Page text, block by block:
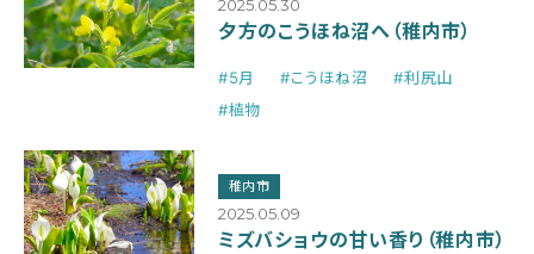
2025.05.30
夕方のこうほね沼へ（稚内市）
#5月 #こうほね沼
#利尻山
#植物
稚内市
2025.05.09
ミズバショウの甘い香り（稚内市）